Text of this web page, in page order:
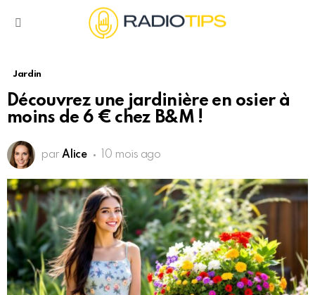
Jardin
Découvrez une jardinière en osier à
moins de 6 € chez B&M !
par Alice 10 mois ago